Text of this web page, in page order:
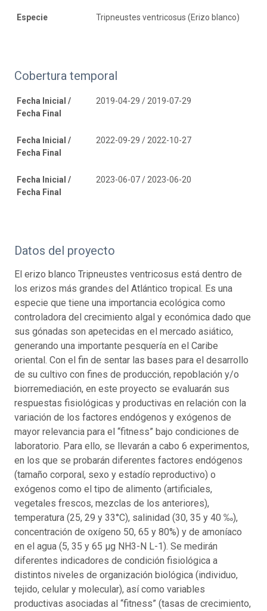
Especie Tripneustes ventricosus (Erizo blanco)
Cobertura temporal
Fecha Inicial /
Fecha Final
2019-04-29 / 2019-07-29
Fecha Inicial /
Fecha Final
2022-09-29 / 2022-10-27
Fecha Inicial /
Fecha Final
2023-06-07 / 2023-06-20
Datos del proyecto
El erizo blanco Tripneustes ventricosus está dentro de
los erizos más grandes del Atlántico tropical. Es una
especie que tiene una importancia ecológica como
controladora del crecimiento algal y económica dado que
sus gónadas son apetecidas en el mercado asiático,
generando una importante pesquería en el Caribe
oriental. Con el fin de sentar las bases para el desarrollo
de su cultivo con fines de producción, repoblación y/o
biorremediación, en este proyecto se evaluarán sus
respuestas fisiológicas y productivas en relación con la
variación de los factores endógenos y exógenos de
mayor relevancia para el “fitness” bajo condiciones de
laboratorio. Para ello, se llevarán a cabo 6 experimentos,
en los que se probarán diferentes factores endógenos
(tamaño corporal, sexo y estadío reproductivo) o
exógenos como el tipo de alimento (artificiales,
vegetales frescos, mezclas de los anteriores),
temperatura (25, 29 y 33°C), salinidad (30, 35 y 40 ‰),
concentración de oxígeno 50, 65 y 80%) y de amoníaco
en el agua (5, 35 y 65 µg NH3-N L-1). Se medirán
diferentes indicadores de condición fisiológica a
distintos niveles de organización biológica (individuo,
tejido, celular y molecular), así como variables
productivas asociadas al “fitness” (tasas de crecimiento,